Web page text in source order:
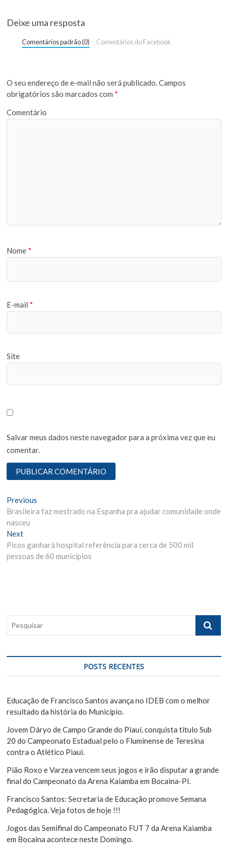
Deixe uma resposta
Comentários padrão (0) Comentários do Facebook
O seu endereço de e-mail não será publicado.Campos
obrigatórios são marcados com *
Comentário
Nome *
E-mail *
Site
Salvar meus dados neste navegador para a próxima vez que eu
comentar.
N
a
v
e
ã
o
P
o
s
t
Previous
r
i
o
t
:
Brasileira faz mestrado na Espanha pra ajudar comunidade onde
nasceu
Next
e
x
:
Picos ganhará hospital referência para cerca de 500 mil
pessoas de 60 municípios
q
i
a
POSTS RECENTES
Educação de Francisco Santos avança no IDEB com o melhor
resultado da história do Município.
Jovem Dáryo de Campo Grande do Piauí, conquista titulo Sub
20 do Campeonato Estadual pelo o Fluminense de Teresina
contra o Atlético Piaui.
Pião Roxo e Varzea vencem seus jogos e irão disputar a grande
final do Campeonato da Arena Kaiamba em Bocaina-PI.
Francisco Santos: Secretaria de Educação promove Semana
Pedagógica. Veja fotos de hoje !!!
Jogos das Semifinal do Campeonato FUT 7 da Arena Kaiamba
em Bocaina acontece neste Domingo.